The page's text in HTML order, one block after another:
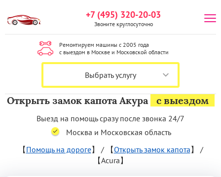
+7 (495) 320-20-03
Звоните круглосуточно
Ремонтируем машины с 2005 года
с выездом в Москве и Московской области
Выбрать услугу
Открыть замок капота Акура с выездом
Выезд на помощь сразу после звонка 24/7
Москва и Московская область
【Помощь на дороге】 / 【Открыть замок капота】
/
【Acura】